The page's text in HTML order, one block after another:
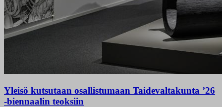
Yleisö kutsutaan osallistumaan Taidevaltakunta ’26
-biennaalin teoksiin